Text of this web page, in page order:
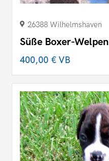
26388 Wilhelmshaven
Süße Boxer-Welpen
400,00 €VB